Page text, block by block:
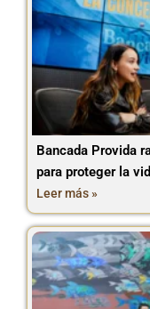
Bancada Provida
para proteger la
Leer más »